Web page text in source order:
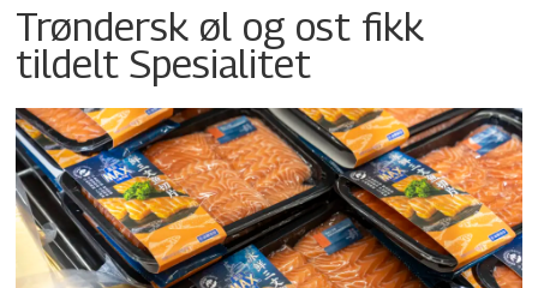
Trøndersk øl og ost fikk
tildelt Spesialitet